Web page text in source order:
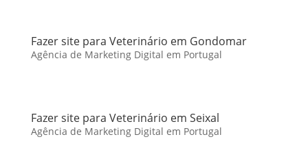
Fazer site para Veterinário em Gondomar
Agência de Marketing Digital em Portugal
Fazer site para Veterinário em Seixal
Agência de Marketing Digital em Portugal